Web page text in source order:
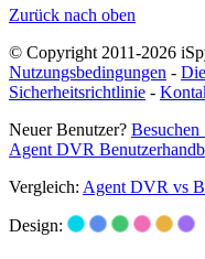
Zurück nach oben
© Copyright 2011-2026
Nutzungsbedingungen -
Sicherheitsrichtlinie -
Neuer Benutzer? Besuchen
Agent DVR
Vergleich: Agent DVR vs
Design: